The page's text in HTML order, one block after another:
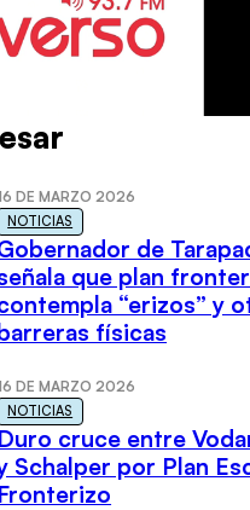
DE MARZO 2026
NOTICIAS
de
que plan
“erizos” y
físicas
DE MARZO 2026
NOTICIAS
Duro cruce entre
Schalper por Plan
Fronterizo